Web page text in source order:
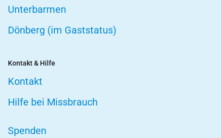
Unterbarmen
Dönberg (im Gaststatus)
Kontakt & Hilfe
Kontakt
Hilfe bei Missbrauch
Spenden